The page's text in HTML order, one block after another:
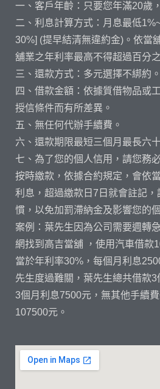
一、客戶年齡：只要您年滿20歲
二、利息計算方式：月息最低
30%] (提早結清無違約金)。依當
舖業之年利率最高不得超過百分之
三、還款方式：多元選擇不綁約。
四、借款金額：依據質借物品或
授信條件而有所差異。
五、無任何代辦手續費。
六、還款期限最短三個月最長六
七、為了您的個人信用，請您務
按時繳款，依據合約規定，會依
利息，超過繳款日7日就會註記
慣，以免加罰滯納金及影響您的
案例：葉先生因為公司需要週轉
網找到高吉當舖 ，使用汽車借款
當於年利率30%，每個月利息
先生度過難關，葉先生總共借款
3個月利息7500元，無其他手續
107500元。